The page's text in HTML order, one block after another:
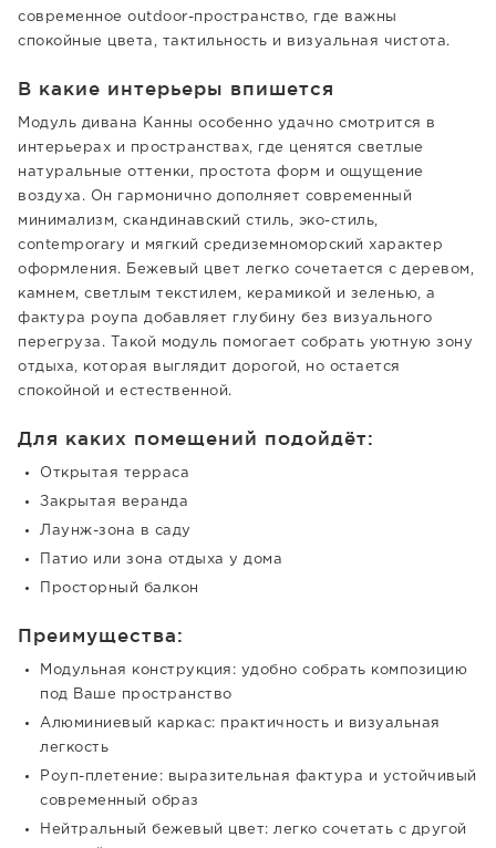
современное outdoor-пространство, где важны
спокойные цвета, тактильность и визуальная чистота.
В какие интерьеры впишется
Модуль дивана Канны особенно удачно смотрится в
интерьерах и пространствах, где ценятся светлые
натуральные оттенки, простота форм и ощущение
воздуха. Он гармонично дополняет современный
минимализм, скандинавский стиль, эко-стиль,
contemporary и мягкий средиземноморский характер
оформления. Бежевый цвет легко сочетается с деревом,
камнем, светлым текстилем, керамикой и зеленью, а
фактура роупа добавляет глубину без визуального
перегруза. Такой модуль помогает собрать уютную зону
отдыха, которая выглядит дорогой, но остается
спокойной и естественной.
Для каких помещений подойдёт:
Открытая терраса
Закрытая веранда
Лаунж-зона в саду
Патио или зона отдыха у дома
Просторный балкон
Преимущества:
Модульная конструкция: удобно собрать композицию
под Ваше пространство
Алюминиевый каркас: практичность и визуальная
легкость
Роуп-плетение: выразительная фактура и устойчивый
современный образ
Нейтральный бежевый цвет: легко сочетать с другой